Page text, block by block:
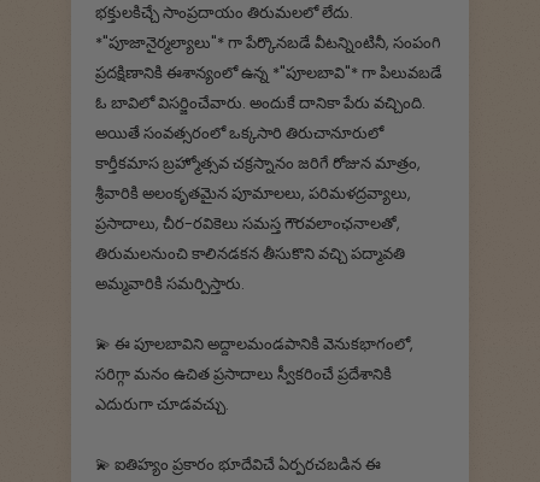
భక్తులకిచ్చే సాంప్రదాయం తిరుమలలో లేదు.
*"పూజానైర్మల్యాలు"* గా పేర్కొనబడే వీటన్నింటినీ, సంపంగి
ప్రదక్షిణానికి ఈశాన్యంలో ఉన్న *"పూలబావి"* గా పిలువబడే
ఓ బావిలో విసర్జించేవారు. అందుకే దానికా పేరు వచ్చింది.
అయితే సంవత్సరంలో ఒక్కసారి తిరుచానూరులో
కార్తీకమాస బ్రహ్మోత్సవ చక్రస్నానం జరిగే రోజున మాత్రం,
శ్రీవారికి అలంకృతమైన పూమాలలు, పరిమళద్రవ్యాలు,
ప్రసాదాలు, చీర-రవికెలు సమస్త గౌరవలాంఛనాలతో,
తిరుమలనుంచి కాలినడకన తీసుకొని వచ్చి పద్మావతి
అమ్మవారికి సమర్పిస్తారు.
💫 ఈ పూలబావిని అద్దాలమండపానికి వెనుకభాగంలో,
సరిగ్గా మనం ఉచిత ప్రసాదాలు స్వీకరించే ప్రదేశానికి
ఎదురుగా చూడవచ్చు.
💫 ఐతిహ్యం ప్రకారం భూదేవిచే ఏర్పరచబడిన ఈ